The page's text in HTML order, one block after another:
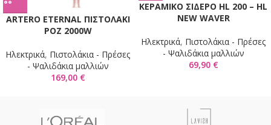
ARTERO ETERNAL ΠΙΣΤΟΛΑΚΙ
ΡΟΖ 2000W
Ηλεκτρικά, Πιστολάκια - Πρέσες
- Ψαλιδάκια μαλλιών
169,00 €
KΕΡΑΜΙΚΟ ΣΙΔΕΡΟ HL 200 – HL
NEW WAVER
Ηλεκτρικά, Πιστολάκια - Πρέσες
- Ψαλιδάκια μαλλιών
69,90 €